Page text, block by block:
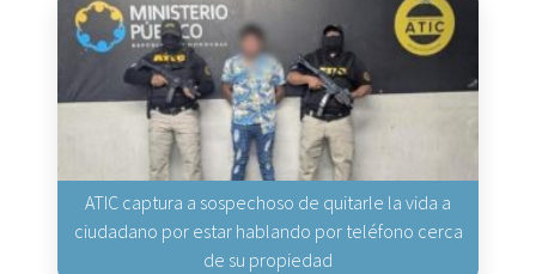
ATIC captura a sospechoso de quitarle la vida a
ciudadano por estar hablando por teléfono cerca
de su propiedad